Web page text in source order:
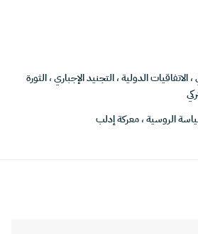
،الاتفاقيات الدولية،التجنيد الإجباري،الثورة
الروسية،معركة إدلب